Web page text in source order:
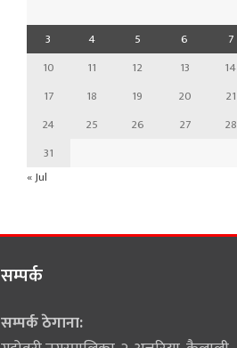
3
4 5 6 7
10
11 12 13 14
17
18 19 20 21
24
25 26 27 28
31
« Jul
सम्पर्क
सम्पर्क ठेगाना: